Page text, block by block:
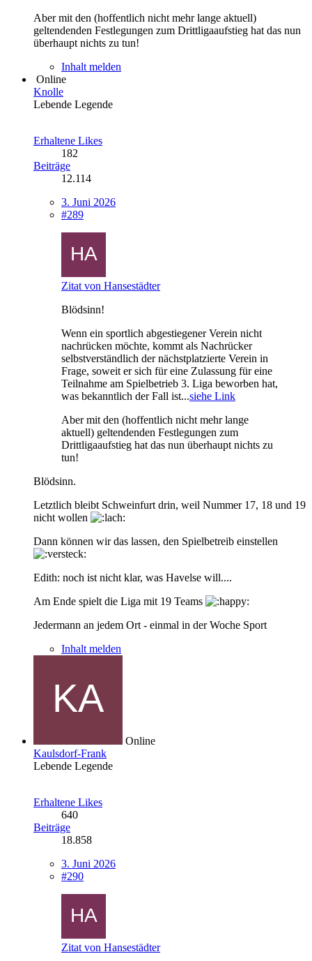
Aber mit den (hoffentlich nicht mehr lange aktuell)
geltendenden Festlegungen zum Drittligaaufstieg hat das nun
überhaupt nichts zu tun!
Inhalt melden
Online
Knolle
Lebende Legende
Erhaltene Likes
182
Beiträge
12.114
3. Juni 2026
#289
Zitat von Hansestädter
Blödsinn!
Wenn ein sportlich abgestiegener Verein nicht
nachrücken möchte, kommt als Nachrücker
selbstverständlich der nächstplatzierte Verein in
Frage, soweit er sich für eine Zulassung für eine
Teilnahme am Spielbetrieb 3. Liga beworben hat,
was bekanntlich der Fall ist...siehe Link
Aber mit den (hoffentlich nicht mehr lange
aktuell) geltendenden Festlegungen zum
Drittligaaufstieg hat das nun überhaupt nichts zu
tun!
Blödsinn.
Letztlich bleibt Schweinfurt drin, weil Nummer 17, 18 und 19
nicht wollen
Dann können wir das lassen, den Spielbetreib einstellen
Edith: noch ist nicht klar, was Havelse will....
Am Ende spielt die Liga mit 19 Teams
Jedermann an jedem Ort - einmal in der Woche Sport
Inhalt melden
Online
Kaulsdorf-Frank
Lebende Legende
Erhaltene Likes
640
Beiträge
18.858
3. Juni 2026
#290
Zitat von Hansestädter